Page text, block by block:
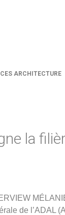
ARCHITECTURE
la
de l’ADAL